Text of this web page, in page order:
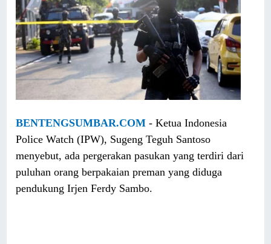
BENTENGSUMBAR.COM - Ketua Indonesia
Police Watch (IPW), Sugeng Teguh Santoso
menyebut, ada pergerakan pasukan yang terdiri dari
puluhan orang berpakaian preman yang diduga
pendukung Irjen Ferdy Sambo.